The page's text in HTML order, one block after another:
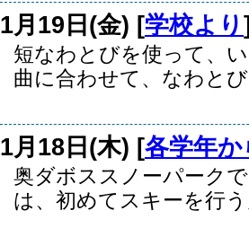
1月19日(金) [学校より
短なわとびを使って、
曲に合わせて、なわと
1月18日(木) [各学年か
奥ダボススノーパーク
は、初めてスキーを行